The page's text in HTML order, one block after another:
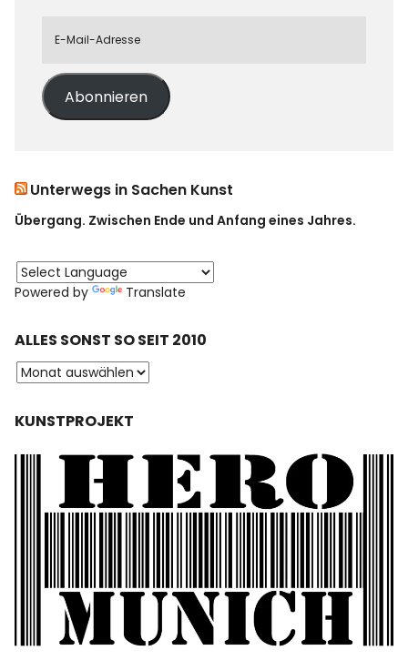
Abonnieren
Unterwegs in Sachen Kunst
Übergang. Zwischen Ende und Anfang eines Jahres.
Powered by Translate
ALLES SONST SO SEIT 2010
KUNSTPROJEKT